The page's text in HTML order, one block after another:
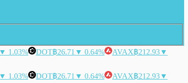
▼ 1.03% DOT฿26.71 ▼ 0.64% AVAX฿212.93▼
▼ 1.03% DOT฿26.71 ▼ 0.64% AVAX฿212.93▼